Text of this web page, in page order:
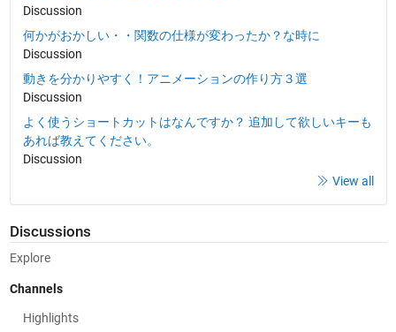
Discussion
何かがおかしい・・関数の仕様が変わったか？な時に
Discussion
動きを分かりやすく！アニメーションの作り方３選
Discussion
よく使うショートカットはなんですか？ 追加して欲しいキーも
あれば教えてください。
Discussion
View all
Discussions
Explore
Channels
Highlights